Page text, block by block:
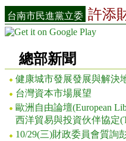
台南市民進黨立委 許添
總部新聞
健康城市發展發展與解決
台灣資本市場展望
歐洲自由論壇(European
西洋貿易與投資伙伴協定
10/29(三)財政委員會質詢